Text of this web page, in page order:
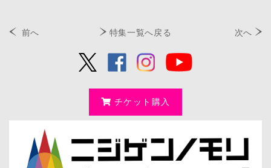
前へ 特集一覧へ戻る 次へ
チケット購入